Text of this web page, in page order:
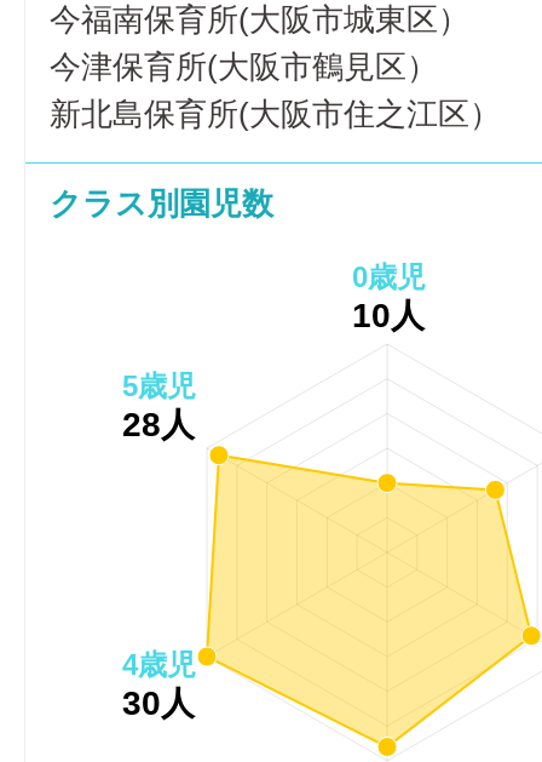
今福南保育所(大阪市城東区）
今津保育所(大阪市鶴見区）
新北島保育所(大阪市住之江区）
クラス別園児数
0歳児
10人
4歳児
30人
5歳児
28人